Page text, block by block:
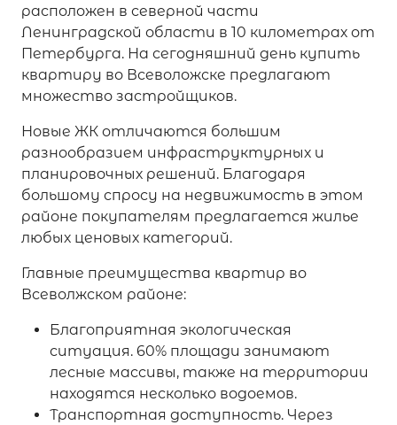
расположен в северной части
Ленинградской области в 10 километрах от
Петербурга. На сегодняшний день купить
квартиру во Всеволожске предлагают
множество застройщиков.
Новые ЖК отличаются большим
разнообразием инфраструктурных и
планировочных решений. Благодаря
большому спросу на недвижимость в этом
районе покупателям предлагается жилье
любых ценовых категорий.
Главные преимущества квартир во
Всеволжском районе:
Благоприятная экологическая
ситуация. 60% площади занимают
лесные массивы, также на территории
находятся несколько водоемов.
Транспортная доступность. Через